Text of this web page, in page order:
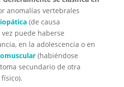
anomalías vertebrales
(de causa
puede haberse
en la adolescencia o en
(habiéndose
secundario de otra